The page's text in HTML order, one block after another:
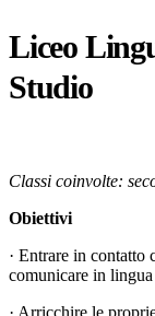
Liceo
Studio
Classi coinvolte:
Obiettivi
· Entrare in contatto
comunicare in lingua
· Arricchire le